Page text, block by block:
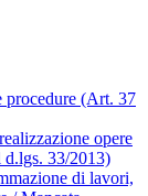
procedure (Art. 37
opere
33/2013)
di lavori,